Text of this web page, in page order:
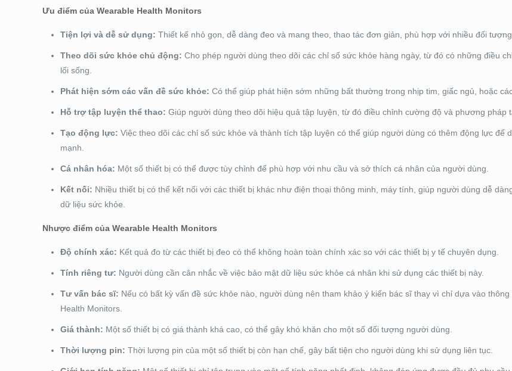
Ưu điểm của Wearable Health Monitors
Tiện lợi và dễ sử dụng: Thiết kế nhỏ gọn, dễ dàng đeo và mang theo, thao tác đơn giản, phù hợp với nhiều đối
Theo dõi sức khỏe chủ động: Cho phép người dùng theo dõi các chỉ số sức khỏe hàng ngày, từ đó có những điều
lối sống.
Phát hiện sớm các vấn đề sức khỏe: Có thể giúp phát hiện sớm những bất thường trong nhịp tim, giấc ngủ, hoặc
Hỗ trợ tập luyện thể thao: Giúp người dùng theo dõi hiệu quả tập luyện, từ đó điều chỉnh cường độ và phương pháp
Tạo động lực: Việc theo dõi các chỉ số sức khỏe và thành tích tập luyện có thể giúp người dùng có thêm động lực để
mạnh.
Cá nhân hóa: Một số thiết bị có thể được tùy chỉnh để phù hợp với nhu cầu và sở thích cá nhân của người dùng.
Kết nối: Nhiều thiết bị có thể kết nối với các thiết bị khác như điện thoại thông minh, máy tính, giúp người dùng dễ
dữ liệu sức khỏe.
Nhược điểm của Wearable Health Monitors
Độ chính xác: Kết quả đo từ các thiết bị đeo có thể không hoàn toàn chính xác so với các thiết bị y tế chuyên dụng.
Tính riêng tư: Người dùng cần cân nhắc về việc bảo mật dữ liệu sức khỏe cá nhân khi sử dụng các thiết bị này.
Tư vấn bác sĩ: Nếu có bất kỳ vấn đề sức khỏe nào, người dùng nên tham khảo ý kiến bác sĩ thay vì chỉ dựa vào thông
Health Monitors.
Giá thành: Một số thiết bị có giá thành khá cao, có thể gây khó khăn cho một số đối tượng người dùng.
Thời lượng pin: Thời lượng pin của một số thiết bị còn hạn chế, gây bất tiện cho người dùng khi sử dụng liên tục.